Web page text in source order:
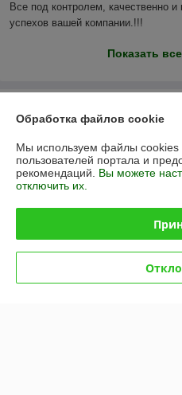
Все под контролем, качественно
успехов вашей компании.!!!
Показать
Контакты
Доставка и оплата
Полная версия сайта
Обработка файлов cookie
Мы используем файлы cookies
пользователей портала и
рекомендаций. Вы можете
отключить их.